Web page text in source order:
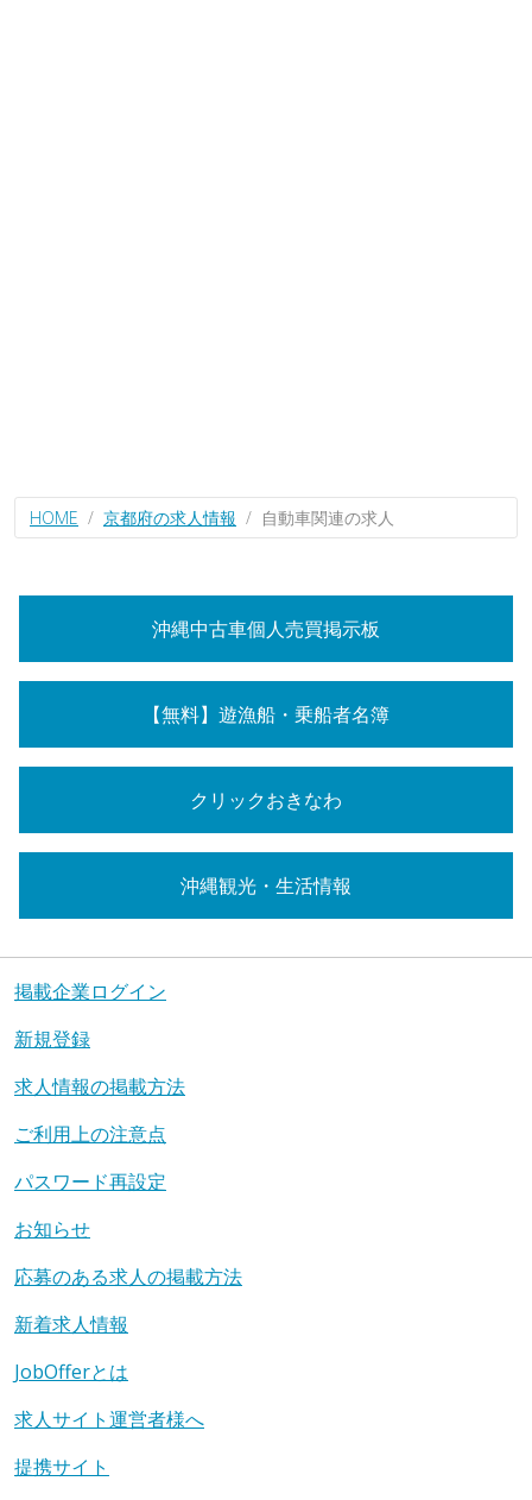
HOME 京都府の求人情報 自動車関連の求人
沖縄中古車個人売買掲示板
【無料】遊漁船・乗船者名簿
クリックおきなわ
沖縄観光・生活情報
掲載企業ログイン
新規登録
求人情報の掲載方法
ご利用上の注意点
パスワード再設定
お知らせ
応募のある求人の掲載方法
新着求人情報
JobOfferとは
求人サイト運営者様へ
提携サイト